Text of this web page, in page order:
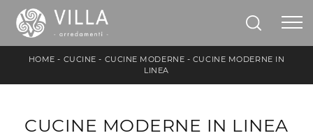
HOME - CUCINE - CUCINE MODERNE - CUCINE MODERNE IN
LINEA
CUCINE MODERNE IN LINEA